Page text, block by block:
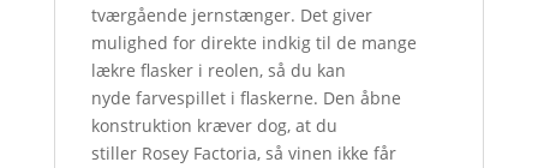
tværgående jernstænger. Det giver
mulighed for direkte indkig til de mange
lækre flasker i reolen, så du kan
nyde farvespillet i flaskerne. Den åbne
konstruktion kræver dog, at du
stiller Rosey Factoria, så vinen ikke får